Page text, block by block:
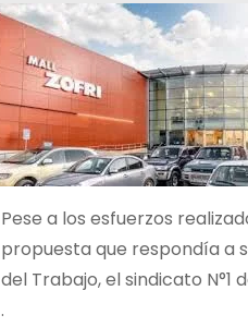
Pese a los esfuerzos
propuesta que respondía a
del Trabajo, el sindicato
.